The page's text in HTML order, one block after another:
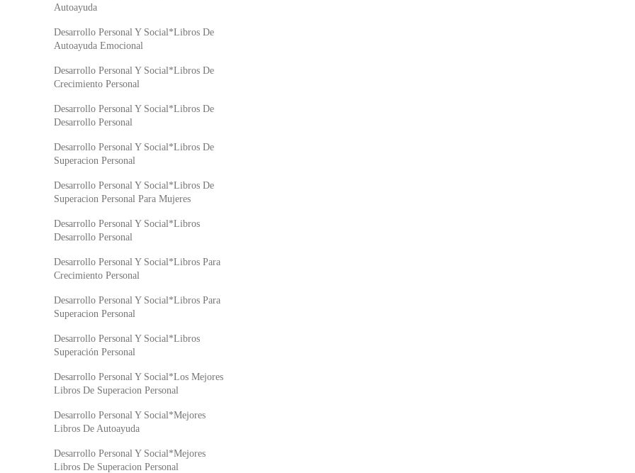
Autoayuda
Desarrollo Personal Y Social*Libros De
Autoayuda Emocional
Desarrollo Personal Y Social*Libros De
Crecimiento Personal
Desarrollo Personal Y Social*Libros De
Desarrollo Personal
Desarrollo Personal Y Social*Libros De
Superacion Personal
Desarrollo Personal Y Social*Libros De
Superacion Personal Para Mujeres
Desarrollo Personal Y Social*Libros
Desarrollo Personal
Desarrollo Personal Y Social*Libros Para
Crecimiento Personal
Desarrollo Personal Y Social*Libros Para
Superacion Personal
Desarrollo Personal Y Social*Libros
Superación Personal
Desarrollo Personal Y Social*Los Mejores
Libros De Superacion Personal
Desarrollo Personal Y Social*Mejores
Libros De Autoayuda
Desarrollo Personal Y Social*Mejores
Libros De Superacion Personal